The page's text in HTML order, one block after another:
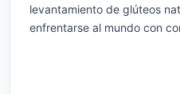
levantamiento de glúteos
enfrentarse al mundo con